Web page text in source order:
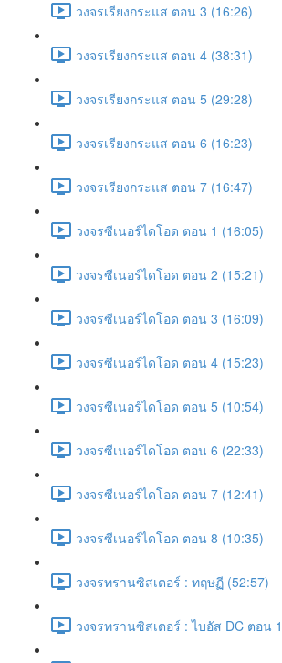
วงจรเรียงกระแส ตอน 3 (16:26)
วงจรเรียงกระแส ตอน 4 (38:31)
วงจรเรียงกระแส ตอน 5 (29:28)
วงจรเรียงกระแส ตอน 6 (16:23)
วงจรเรียงกระแส ตอน 7 (16:47)
วงจรซีเนอร์ไดโอด ตอน 1 (16:05)
วงจรซีเนอร์ไดโอด ตอน 2 (15:21)
วงจรซีเนอร์ไดโอด ตอน 3 (16:09)
วงจรซีเนอร์ไดโอด ตอน 4 (15:23)
วงจรซีเนอร์ไดโอด ตอน 5 (10:54)
วงจรซีเนอร์ไดโอด ตอน 6 (22:33)
วงจรซีเนอร์ไดโอด ตอน 7 (12:41)
วงจรซีเนอร์ไดโอด ตอน 8 (10:35)
วงจรทรานซิสเตอร์ : ทฤษฏี (52:57)
วงจรทรานซิสเตอร์ : ไบอัส DC ตอน